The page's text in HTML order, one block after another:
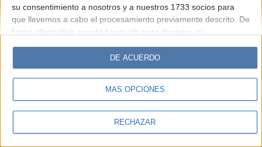
su consentimiento a nosotros y a nuestros 1733 socios para
que llevemos a cabo el procesamiento previamente descrito. De
forma alternativa, puede hacer clic para denegar su
cambiar sus preferencias antes de otorgar su consentimiento.
Tenga en cuenta que algún procesamiento de sus datos
personales puede no requerir de su consentimiento, pero usted
tiene el derecho de rechazar tal procesamiento. Sus
sus preferencias o retirar su consentimiento en cualquier
MÁS OPCIONES
RECHAZAR
DE ACUERDO